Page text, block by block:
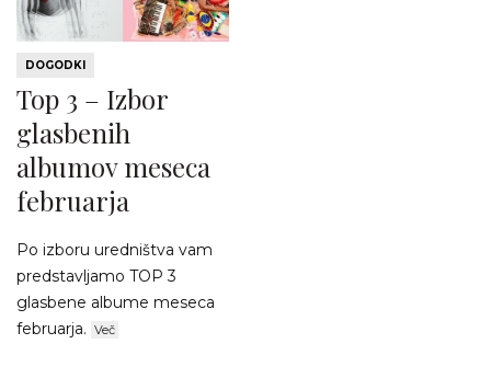
DOGODKI
Top 3 – Izbor
glasbenih
albumov meseca
februarja
Po izboru uredništva vam
predstavljamo TOP 3
glasbene albume meseca
februarja. Več